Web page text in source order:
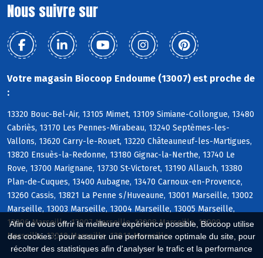
Afin de vous offrir la meilleure expérience possible, Biocoop utilise
des cookies : pour assurer une performance optimale du site, pour
récolter des statistiques afin d'analyser le trafic et la performance
Nous suivre sur
Votre magasin Biocoop Endoume (13007) est proche de
:
13320 Bouc-Bel-Air, 13105 Mimet, 13109 Simiane-Collongue, 13480
Cabriès, 13170 Les Pennes-Mirabeau, 13240 Septèmes-les-
Vallons, 13620 Carry-le-Rouet, 13220 Châteauneuf-les-Martigues,
13820 Ensuès-la-Redonne, 13180 Gignac-la-Nerthe, 13740 Le
Rove, 13700 Marignane, 13730 St-Victoret, 13190 Allauch, 13380
Plan-de-Cuques, 13400 Aubagne, 13470 Carnoux-en-Provence,
13260 Cassis, 13821 La Penne s/Huveaune, 13001 Marseille, 13002
Marseille, 13003 Marseille, 13004 Marseille, 13005 Marseille,
13006 Marseille, 13007 Marseille, 13008 Marseille, 13009
Marseille, 13010 Marseille, 13011 Marseille